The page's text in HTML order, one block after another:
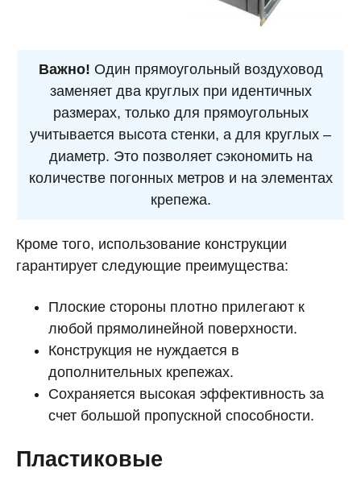
Важно! Один прямоугольный воздуховод
заменяет два круглых при идентичных
размерах, только для прямоугольных
учитывается высота стенки, а для круглых –
диаметр. Это позволяет сэкономить на
количестве погонных метров и на элементах
крепежа.
Кроме того, использование конструкции
гарантирует следующие преимущества:
Плоские стороны плотно прилегают к
любой прямолинейной поверхности.
Конструкция не нуждается в
дополнительных крепежах.
Сохраняется высокая эффективность за
счет большой пропускной способности.
Пластиковые